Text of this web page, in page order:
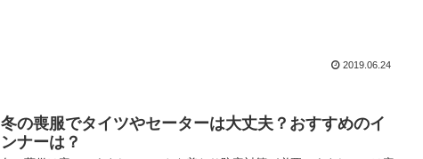
2019.06.24
冬の喪服でタイツやセーターは大丈夫？おすすめのイ
ンナーは？